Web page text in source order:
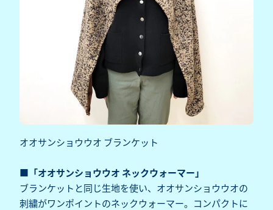
オオサンショウウオ ブランケット
■「オオサンショウウオ ネックウォーマー」
ブランケットと同じ生地を使い、オオサンショウウオの
刺繍がワンポイントのネックウォーマー。コンパクトに